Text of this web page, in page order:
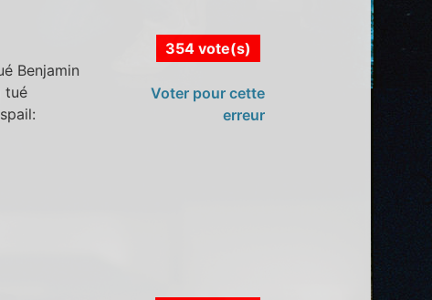
Benjamin
tué
354 vote(s)
Voter pour cette
erreur